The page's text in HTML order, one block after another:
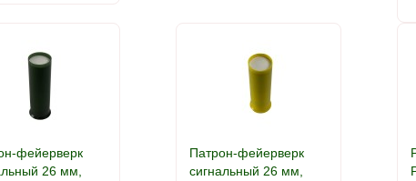
фейерверк
26 мм,
Патрон-фейерверк
сигнальный 26 мм,